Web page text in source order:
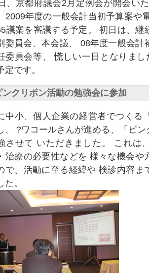
、京都府議会2月定例会が開会い
2009年度の一般会計当初予算案や
議案を審議する予定。 初日は、継
委員会、本会議、 08年度一般会計
委員会等、 慌しい一日となりま
定です。
ンクリボン活動の勉強会に参加
中小、個人企業の経営者でつくる
、 ?ワコールさんが進める、「ピ
させて いただきました。 これは
治療の必要性などを 様々な機会や
で、活動に至る経緯や 検診内容ま
た。